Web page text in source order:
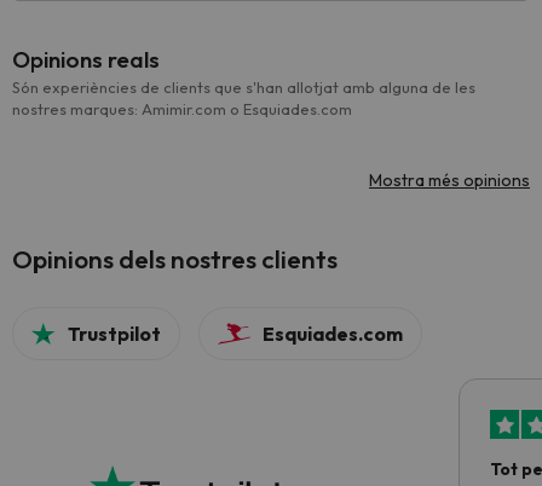
Opinions reals
Són experiències de clients que s'han allotjat amb alguna de les
nostres marques: Amimir.com o Esquiades.com
Mostra més opinions
Opinions dels nostres clients
Trustpilot Esquiades.com
Tot